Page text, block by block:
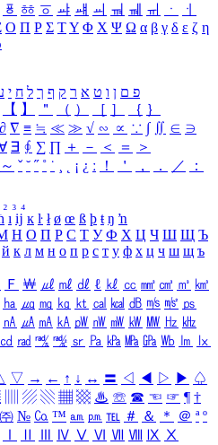
ㆄ ㆅ ㆆ ㆇ ㆈ ㆉ ㆊ ㆋ ㆌ ㆍ
ㆎ
Ο Π Ρ Σ ΤΥ Φ Χ Ψ Ω α β γ δ ε ζ η
פ ם ן ו ט א ר ק ף ך ל ח י
【 】 ＂ （ ） ［ ］ ｛ ｝
∂ ∇ ≡ ≒ ≪ ≫ √ ∽ ∝ ∵ ∫ ∬ ∈ ∋
∃ ∮ ∑ ∏ ＋ － ＜ ＝
＞
～ ˇ ˘ ˝ ˚ ˙ ¸ ¡ ¿ ː ！ ＇ ， ． ／
：
₂ ₃ ₄
ı ĳ ĸ ŀ ł ø œ ß þ ŧ ŋ ŉ
Н О П Р С Т У Ф Х Ц Ч Ш Щ Ъ
й к л м н о п р с т у ф х ц ч ш щ ъ
Ｆ ￦ ㎕ ㎖ ㎗ ℓ ㎘ ㏄ ㎣ ㎤ ㎥ ㎦
㏊ ㎍ ㎎ ㎏ ㏏ ㎈ ㎉ ㏈ ㎧ ㎨ ㎰
㎁ ㎂ ㎃ ㎄ ㎺ ㎻ ㎽ ㎾ ㎿ ㎐ ㎑
㏅ ㎭ ㎮ ㎯ ㏛ ㎩ ㎪ ㎫ ㎬ ㏝ ㏐
㏓
▽ → ← ↑ ↓ ↔ 〓 ◁ ◀ ▷ ▶ ♤
▨ ▧ ▦ ▩ ♨ ☏ ☎ ☜ ☞ ¶ †
㈜ № ㏇ ™ ㏂ ㏘ ℡ ＃ ＆ ＊ ＠ ª º
Ⅳ Ⅴ Ⅵ Ⅶ Ⅷ Ⅸ Ⅹ